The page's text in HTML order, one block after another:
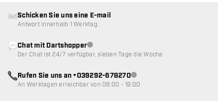
Schicken Sie uns eine E-mail
Antwort innerhalb 1 Werktag
Chat mit DartshopperKundenservice nicht verfügbar
Der Chat ist 24/7 verfügbar, sieben Tage die Woche
Rufen Sie uns an +039292-678270Kundenservice nicht
An Werktagen erreichbar von 08:00 - 19:00